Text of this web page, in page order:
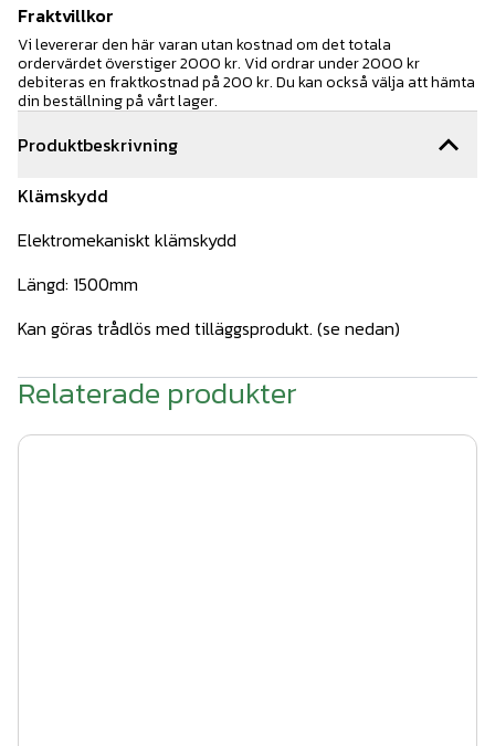
Produktbeskrivning
Klämskydd
Elektromekaniskt klämskydd
Längd: 1500mm
Kan göras trådlös med tilläggsprodukt. (se nedan)
Fraktvillkor
Vi levererar den här varan utan kostnad om det totala
ordervärdet överstiger 2000 kr. Vid ordrar under 2000 kr
debiteras en fraktkostnad på 200 kr. Du kan också välja att hämta
din beställning på vårt lager.
Relaterade produkter